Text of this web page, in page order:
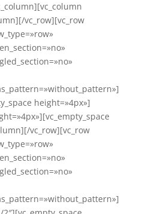
vc_row][vc_row
height=»4px»]
vc_row][vc_row